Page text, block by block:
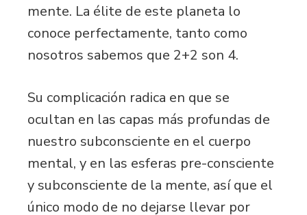
mente. La élite de este planeta lo
conoce perfectamente, tanto como
nosotros sabemos que 2+2 son 4.
Su complicación radica en que se
ocultan en las capas más profundas de
nuestro subconsciente en el cuerpo
mental, y en las esferas pre-consciente
y subconsciente de la mente, así que el
único modo de no dejarse llevar por